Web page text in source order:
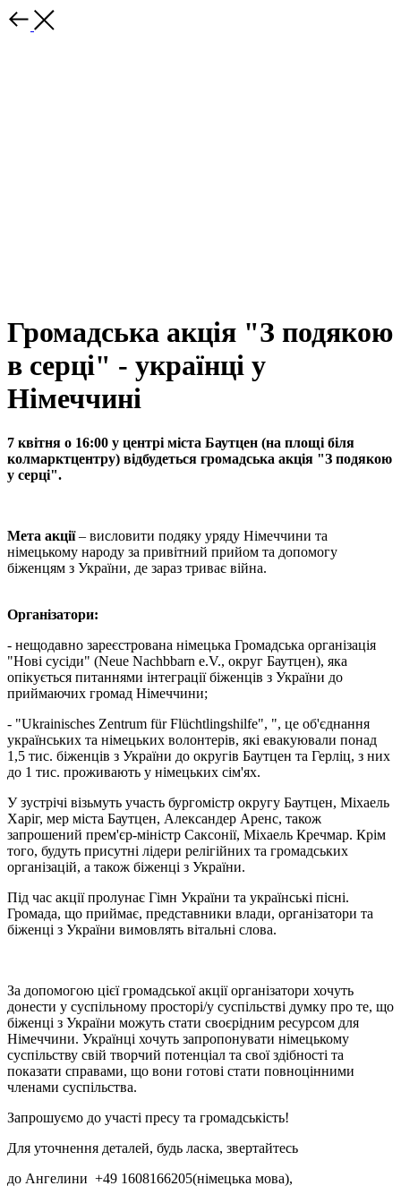
Громадська акція "З подякою
в серці" - українці у
Німеччині
7 квітня о 16:00 у центрі міста Баутцен (на площі біля
колмарктцентру) відбудеться громадська акція "З подякою
у серці".
Мета акції– висловити подяку уряду Німеччини та
німецькому народу за привітний прийом та допомогу
біженцям з України, де зараз триває війна.
Організатори:
- нещодавно зареєстрована німецька Громадська організація
"Нові сусіди" (Neue Nachbbarn e.V., округ Баутцен), яка
опікується питаннями інтеграції біженців з України до
приймаючих громад Німеччини;
- "Ukrainisches Zentrum für Flüchtlingshilfe", ", це об'єднання
українських та німецьких волонтерів, які евакуювали понад
1,5 тис. біженців з України до округів Баутцен та Герліц, з них
до 1 тис. проживають у німецьких сім'ях.
У зустрічі візьмуть участь бургомістр округу Баутцен, Міхаель
Харіг, мер міста Баутцен, Александер Аренс, також
запрошений прем'єр-міністр Саксонії, Міхаель Кречмар. Крім
того, будуть присутні лідери релігійних та громадських
організацій, а також біженці з України.
Під час акції пролунає Гімн України та українські пісні.
Громада, що приймає, представники влади, організатори та
біженці з України вимовлять вітальні слова.
За допомогою цієї громадської акції організатори хочуть
донести у суспільному просторі/у суспільстві думку про те, що
біженці з України можуть стати своєрідним ресурсом для
Німеччини. Українці хочуть запропонувати німецькому
суспільству свій творчий потенціал та свої здібності та
показати справами, що вони готові стати повноцінними
членами суспільства.
Запрошуємо до участі пресу та громадськість!
Для уточнення деталей, будь ласка, звертайтесь
до Ангелини +49 1608166205(німецька мова),